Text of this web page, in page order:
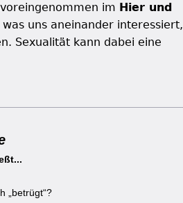
im Hier und
uns aneinander interessiert,
Sexualität kann dabei eine
„betrügt“?